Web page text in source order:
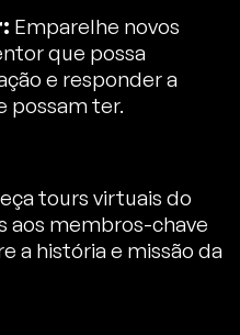
Emparelhe novos
que possa
e responder a
possam ter.
tours virtuais do
aos membros-chave
a história e missão da